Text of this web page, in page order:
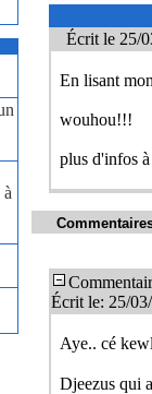
à
Écrit le 25/
En lisant
wouhou!!!
plus d'infos
Écrit le: 25/
Aye.. cé
Djeezus qui